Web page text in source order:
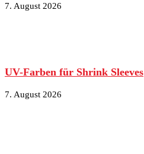
7. August 2026
UV-Farben für Shrink Sleeves
7. August 2026